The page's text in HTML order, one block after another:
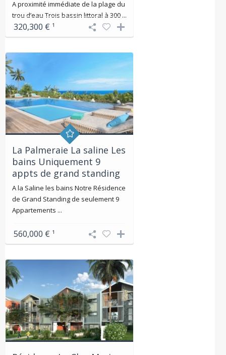
A proximité immédiate de la plage du
trou d’eau Trois bassin littoral à 300 ...
320,300 € ¹
La Palmeraie La saline Les
bains Uniquement 9
appts de grand standing
A la Saline les bains Notre Résidence
de Grand Standing de seulement 9
Appartements ...
560,000 € ¹